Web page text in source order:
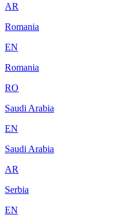
AR
Romania
EN
Romania
RO
Saudi Arabia
EN
Saudi Arabia
AR
Serbia
EN